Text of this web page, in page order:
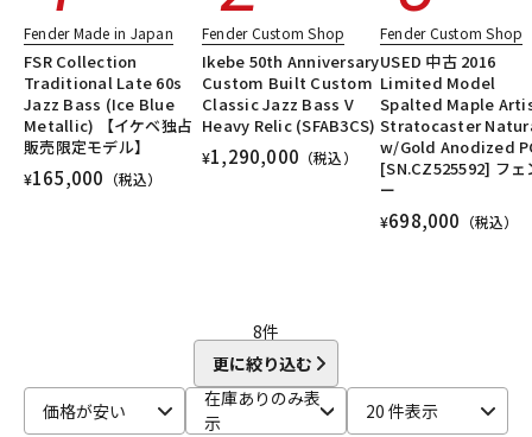
DJ機器
DTM オンライン納品 レコーディング機器
楽器アクセサリ
Fender Made in Japan
FSR Collection
Traditional Late 60s
Jazz Bass (Ice Blue
Metallic) 【イケベ独占
販売限定モデル】
¥165,000 （税込）
Fender Custom Shop
Ikebe 50th Anniversary
Custom Built Custom
Classic Jazz Bass V
Heavy Relic (SFAB3CS)
¥1,290,000 （税込）
Fender Custom Shop
USED 中古 2016
Limited Model
Spalted Maple
Stratocaster
w/Gold Anodized
[SN.CZ525592] フェ
ー
¥698,000 （税込）
8件
更に絞り込む
価格が安い
在庫ありのみ表
示
20 件表示